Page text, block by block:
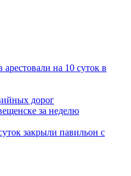
на 10 суток в
дорог
за неделю
закрыли павильон с